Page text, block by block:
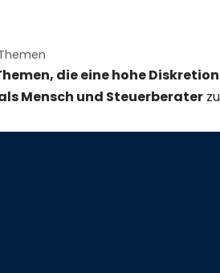
die eine hohe
Mensch und Steuerberater